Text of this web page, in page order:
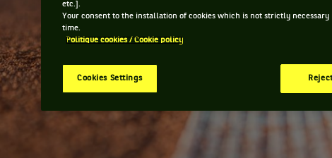
etc.].
Your consent to the installation of cookies which is not strictly
time.
Politique cookies / Cookie policy
Cookies Settings